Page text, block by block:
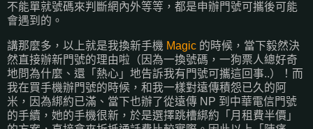
不能單就號碼來判斷網內外等等，都是申辦門號可攜後可能
會遇到的。
講那麼多，以上就是我換新手機 Magic 的時候，當下毅然決
然直接辦新門號的理由啦（因為一換號碼，一狗票人總好奇
地問為什麼、還「熱心」地告訴我有門號可攜這回事..）！而
我在買手機辦門號的時候，和我一樣對遠傳積怨已久的阿
米，因為綁約已滿、當下也辦了從遠傳 NP 到中華電信門號
的手續，她的手機很新，於是選擇跳槽綁約「月租費半價」